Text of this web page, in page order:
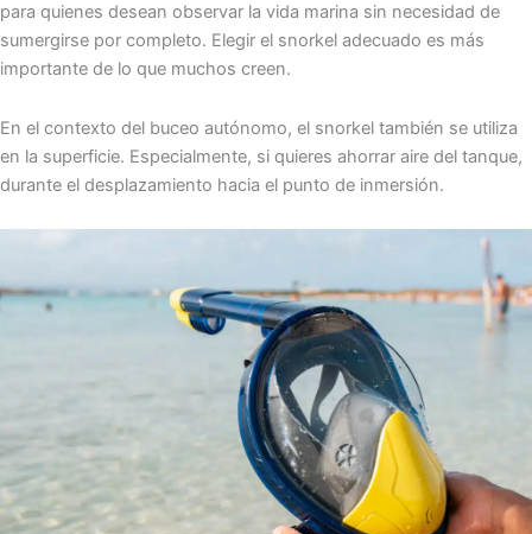
para quienes desean observar la vida marina sin necesidad de
sumergirse por completo. Elegir el snorkel adecuado es más
importante de lo que muchos creen.
En el contexto del buceo autónomo, el snorkel también se utiliza
en la superficie. Especialmente, si quieres ahorrar aire del tanque,
durante el desplazamiento hacia el punto de inmersión.